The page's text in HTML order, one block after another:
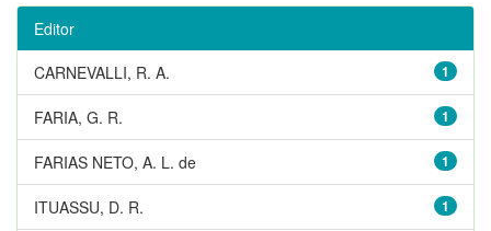
Editor
1
CARNEVALLI, R. A.
1
FARIA, G. R.
1
FARIAS NETO, A. L. de
1
ITUASSU, D. R.